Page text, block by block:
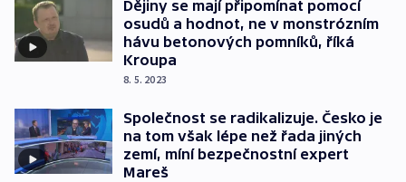
Dějiny se mají připomínat pomocí
osudů a hodnot, ne v monstrózním
hávu betonových pomníků, říká
Kroupa
8. 5. 2023
Společnost se radikalizuje. Česko je
na tom však lépe než řada jiných
zemí, míní bezpečnostní expert
Mareš